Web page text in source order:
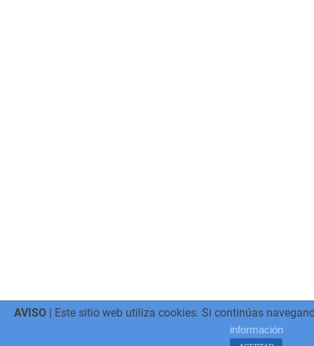
AVISO | Este sitio web utiliza cookies. Si continúas
información